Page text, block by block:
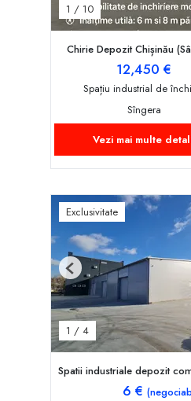
1 / 10
Chirie Depozit Chișinău
12,450 €
Spațiu industrial de
Sîngera
Vezi mai multe
Exclusivitate
1 / 4
Previous
Spatii industriale depozit
6 €